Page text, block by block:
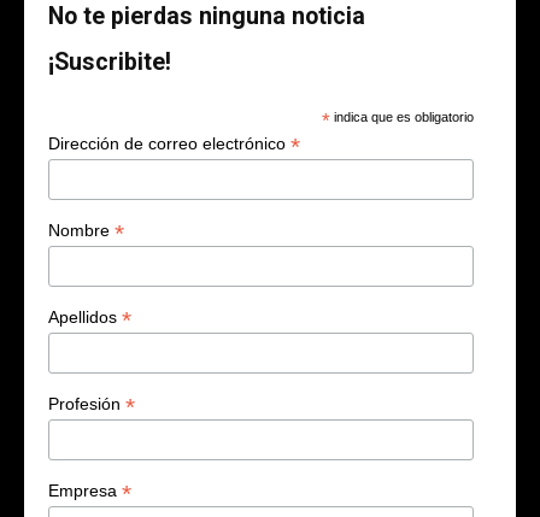
No te pierdas ninguna noticia
¡Suscribite!
* indica que es obligatorio
Dirección de correo electrónico *
Nombre *
Apellidos *
Profesión *
Empresa *